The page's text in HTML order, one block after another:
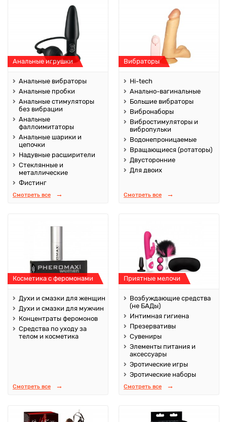
Анальные игрушки
Анальные вибраторы
Анальные пробки
Анальные стимуляторы
без вибрации
Анальные
фаллоимитаторы
Анальные шарики и
цепочки
Надувные расширители
Стеклянные и
металлические
Фистинг
Смотреть все
Вибраторы
Hi-tech
Анально-вагинальные
Большие вибраторы
Вибронаборы
Вибростимуляторы и
вибропульки
Водонепроницаемые
Вращающиеся (ротаторы)
Двусторонние
Для двоих
Смотреть все
Косметика с феромонами
Духи и смазки для женщин
Духи и смазки для мужчин
Концентраты феромонов
Средства по уходу за
телом и косметика
Смотреть все
Приятные мелочи
Возбуждающие средства
(не БАДы)
Интимная гигиена
Презервативы
Сувениры
Элементы питания и
аксессуары
Эротические игры
Эротические наборы
Смотреть все